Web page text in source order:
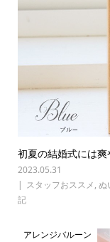
初夏の結婚式には
2023.05.31
スタッフおススメ, ぬ
記
アレンジバルーン